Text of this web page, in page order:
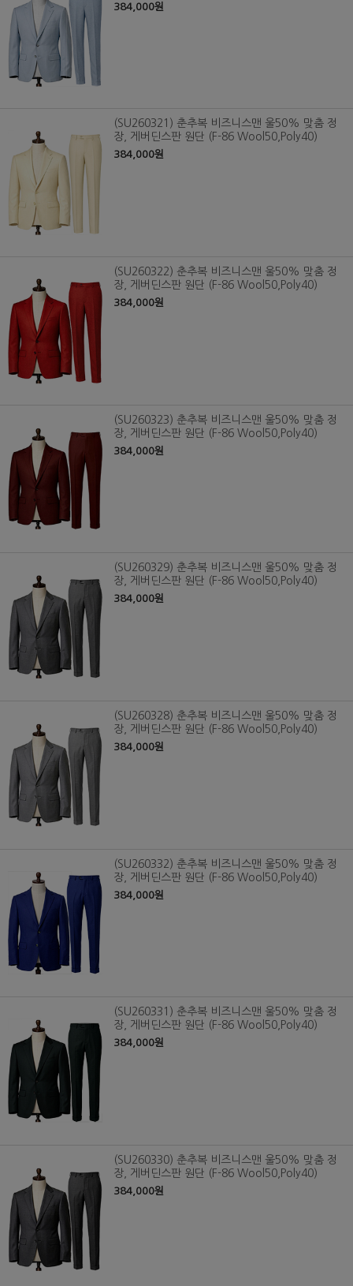
384,000원
(SU260321) 춘추복 비즈니스맨 울50% 맞춤 정
장, 게버딘스판 원단 (F-86 Wool50,Poly40)
384,000원
(SU260322) 춘추복 비즈니스맨 울50% 맞춤 정
장, 게버딘스판 원단 (F-86 Wool50,Poly40)
384,000원
(SU260323) 춘추복 비즈니스맨 울50% 맞춤 정
장, 게버딘스판 원단 (F-86 Wool50,Poly40)
384,000원
(SU260329) 춘추복 비즈니스맨 울50% 맞춤 정
장, 게버딘스판 원단 (F-86 Wool50,Poly40)
384,000원
(SU260328) 춘추복 비즈니스맨 울50% 맞춤 정
장, 게버딘스판 원단 (F-86 Wool50,Poly40)
384,000원
(SU260332) 춘추복 비즈니스맨 울50% 맞춤 정
장, 게버딘스판 원단 (F-86 Wool50,Poly40)
384,000원
(SU260331) 춘추복 비즈니스맨 울50% 맞춤 정
장, 게버딘스판 원단 (F-86 Wool50,Poly40)
384,000원
(SU260330) 춘추복 비즈니스맨 울50% 맞춤 정
장, 게버딘스판 원단 (F-86 Wool50,Poly40)
384,000원